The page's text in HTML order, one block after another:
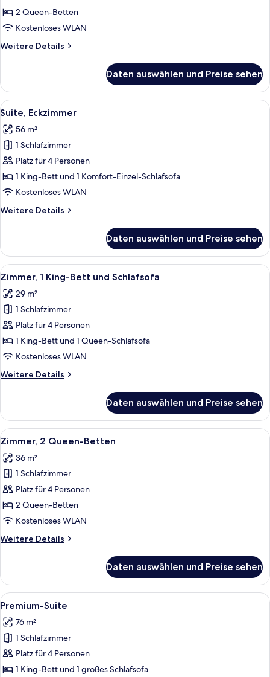
Betten
(Shower)
2 Queen-Betten
Kostenloses WLAN
Weitere Details
Weitere
2 Queen-
Betten
(Shower)
Daten auswählen und Preise sehen
Alle
Fotos
für
Suite,
Eckzimmer
anzeigen
Ein Hotelzimmer mit einem großen
4
Suite, Eckzimmer
56 m²
1 Schlafzimmer
Platz für 4 Personen
1 King-Bett und 1 Komfort-Einzel-Schlafsofa
Kostenloses WLAN
Weitere Details
Weitere
Eckzimmer
Daten auswählen und Preise sehen
Alle
Fotos
für
Zimmer,
1 King-
Bett
und
anzeigen
Ein Hotelzimmer mit einem großen
6
Zimmer, 1 King-Bett und Schlafsofa
29 m²
1 Schlafzimmer
Platz für 4 Personen
1 King-Bett und 1 Queen-Schlafsofa
Kostenloses WLAN
Weitere Details
Weitere
1 King-
Bett
und
Daten auswählen und Preise sehen
Alle
Fotos
für
Zimmer,
2 Queen-
Betten
anzeigen
Ein Hotelzimmer mit zwei Betten,
6
Zimmer, 2 Queen-Betten
36 m²
1 Schlafzimmer
Platz für 4 Personen
2 Queen-Betten
Kostenloses WLAN
Weitere Details
Weitere
2 Queen-
Betten
Daten auswählen und Preise sehen
Alle
Fotos
für
Premium-
Suite
anzeigen
Ein Essbereich mit einem Holztisch
6
Premium-Suite
76 m²
1 Schlafzimmer
Platz für 4 Personen
1 King-Bett und 1 großes Schlafsofa